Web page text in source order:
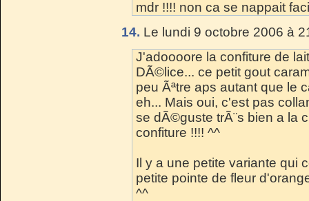
mdr !!!! non ca se nappait
14. Le lundi 9 octobre 2006 à
J'adoooore la confiture de
DÃ©lice... ce petit gout
peu Ãªtre aps autant que le
eh... Mais oui, c'est pas
se dÃ©guste trÃ¨s bien a la
confiture !!!! ^^
Il y a une petite variante qui
petite pointe de fleur
^^